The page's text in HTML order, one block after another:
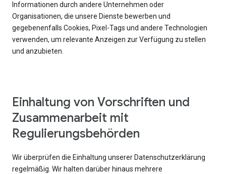
Informationen durch andere Unternehmen oder
Organisationen, die unsere Dienste bewerben und
gegebenenfalls Cookies, Pixel-Tags und andere Technologien
verwenden, um relevante Anzeigen zur Verfügung zu stellen
und anzubieten.
Einhaltung von Vorschriften und
Zusammenarbeit mit
Regulierungsbehörden
Wir überprüfen die Einhaltung unserer Datenschutzerklärung
regelmäßig. Wir halten darüber hinaus mehrere